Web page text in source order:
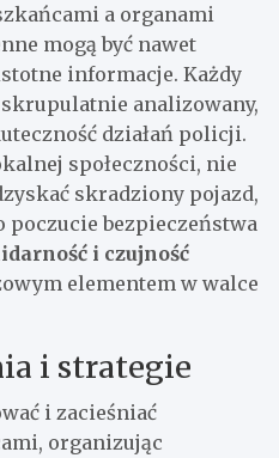
a organami
mogą być nawet
informacje. Każdy
skrupulatnie analizowany,
działań policji.
społeczności, nie
skradziony pojazd,
bezpieczeństwa
i czujność
elementem w walce
i strategie
i zacieśniać
organizując